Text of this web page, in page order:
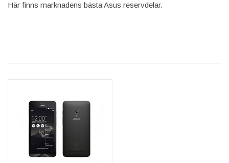
Här finns marknadens bästa Asus reservdelar.